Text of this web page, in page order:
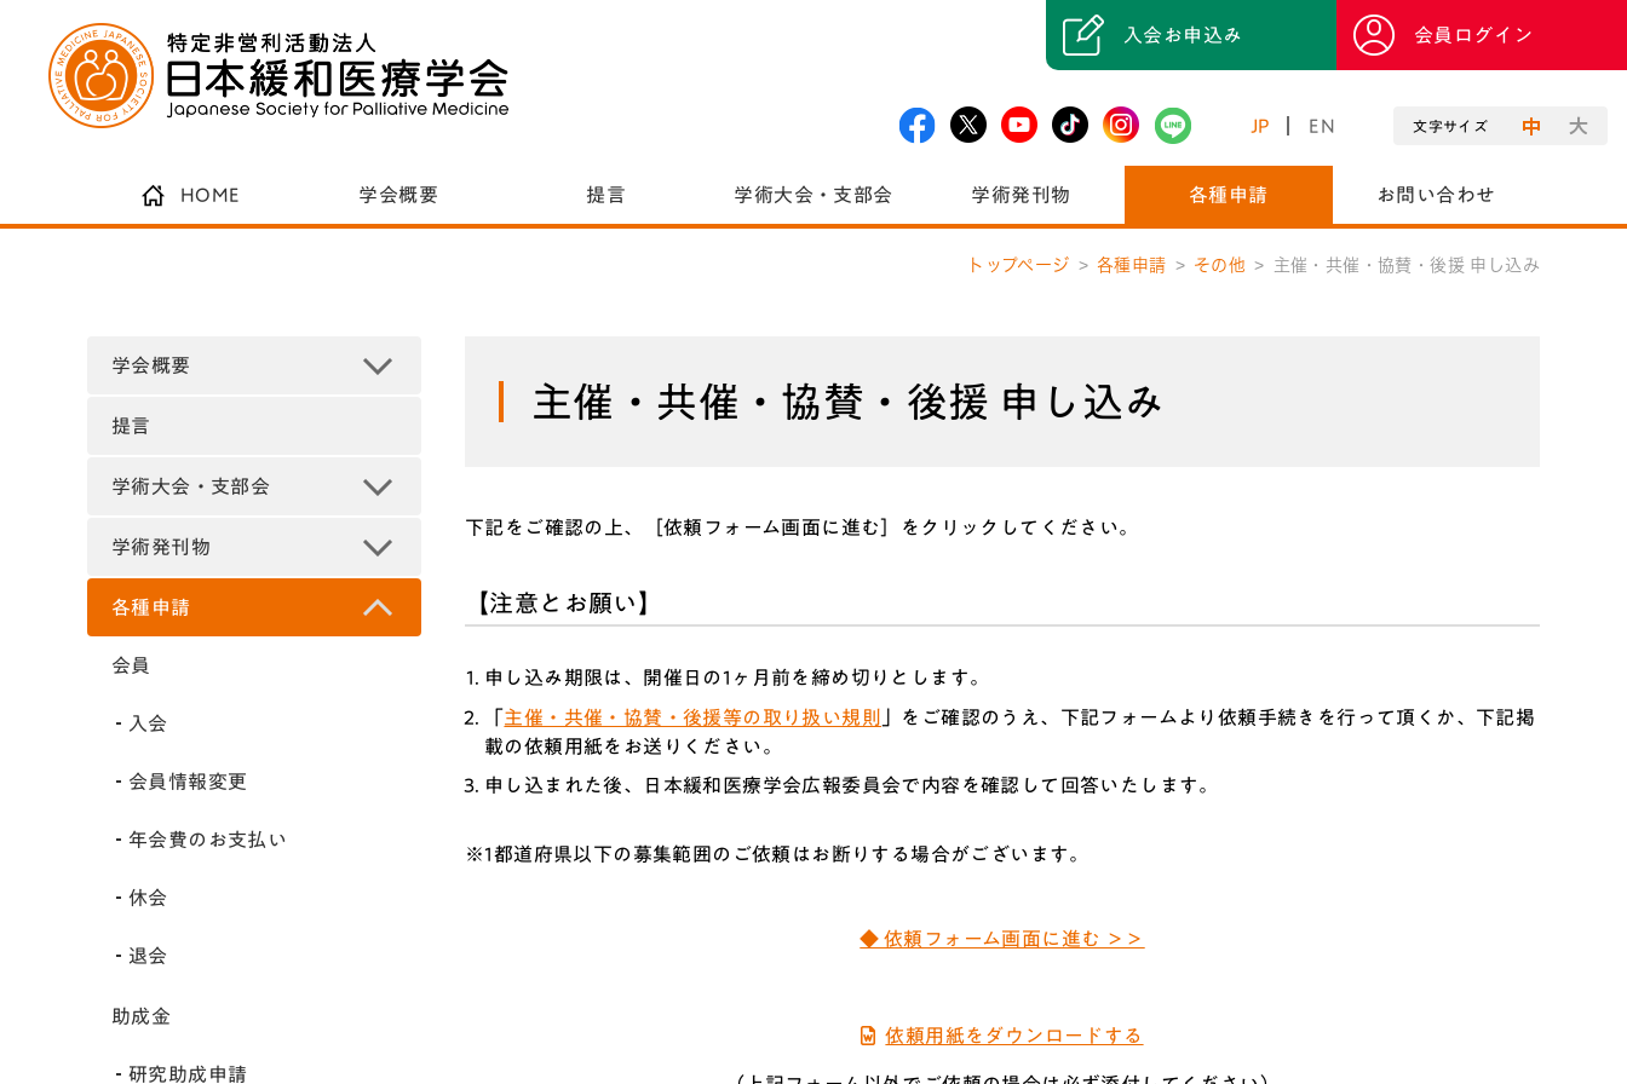
入会お申込み 会員ログイン
JP EN 文字サイズ
HOME 学会概要 提言 学術大会・支部会 学術発刊物 各種申請 お問い合わせ
トップページ 各種申請 その他 主催・共催・協賛・後援 申し込み
学会概要
提言
学術大会・支部会
学術発刊物
各種申請
会員
入会
会員情報変更
年会費のお支払い
休会
退会
助成金
研究助成申請
主催・共催・協賛・後援 申し込み
下記をご確認の上、［依頼フォーム画面に進む］をクリックしてください。
【注意とお願い】
申し込み期限は、開催日の1ヶ月前を締め切りとします。
「主催・共催・協賛・後援等の取り扱い規則 」をご確認のうえ、下記フォームより依頼手続きを行って頂くか、下記掲
載の依頼用紙をお送りください。
申し込まれた後、日本緩和医療学会広報委員会で内容を確認して回答いたします。
※1都道府県以下の募集範囲のご依頼はお断りする場合がございます。
◆ 依頼フォーム画面に進む ＞＞
依頼用紙をダウンロードする